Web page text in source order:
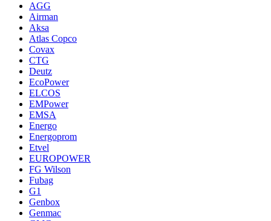
AGG
Airman
Aksa
Atlas Copco
Covax
CTG
Deutz
EcoPower
ELCOS
EMPower
EMSA
Energo
Energoprom
Etvel
EUROPOWER
FG Wilson
Fubag
G1
Genbox
Genmac